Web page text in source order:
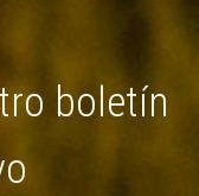
boletín